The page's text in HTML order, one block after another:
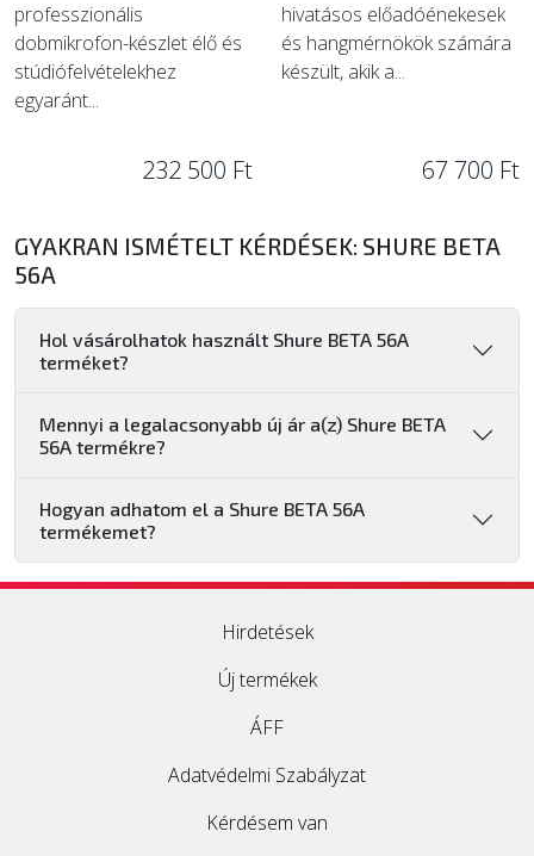
professzionális
dobmikrofon-készlet élő és
stúdiófelvételekhez
egyaránt...
232 500 Ft
hivatásos előadóénekesek
és hangmérnökök számára
készült, akik a...
67 700 Ft
GYAKRAN ISMÉTELT KÉRDÉSEK: SHURE BETA
56A
Hol vásárolhatok használt Shure BETA 56A
terméket?
Mennyi a legalacsonyabb új ár a(z) Shure BETA
56A termékre?
Hogyan adhatom el a Shure BETA 56A
termékemet?
Hirdetések
Új termékek
ÁFF
Adatvédelmi Szabályzat
Kérdésem van